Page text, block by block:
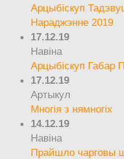
Арцыбіскуп
Нараджэнне 2019
17.12.19
Навіна
Арцыбіскуп Габар
17.12.19
Артыкул
Многія з нямногіх
14.12.19
Навіна
Прайшло чарговы